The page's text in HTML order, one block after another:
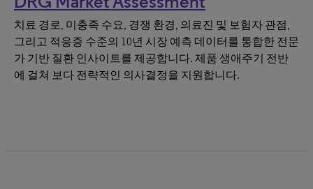
치료 경로, 미충족 수요, 경쟁 환경, 의료진 및 보험자 관점,
그리고 적응증 수준의 10년 시장 예측 데이터를 통합한 전문
가 기반 질환 인사이트를 제공합니다. 제품 생애주기 전반
에 걸쳐 보다 전략적인 의사결정을 지원합니다.